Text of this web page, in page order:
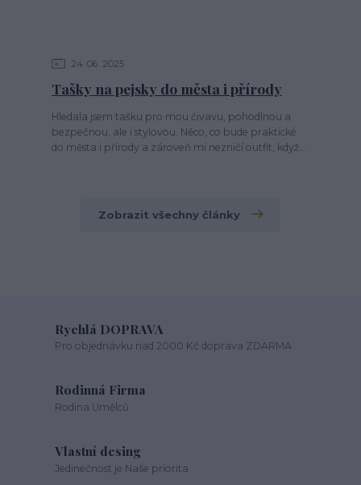
24 06 2025
Tašky na pejsky do města i přírody
Hledala jsem tašku pro mou čivavu, pohodlnou a
bezpečnou, ale i stylovou. Něco, co bude praktické
do města i přírody a zároveň mi nezničí outfit, když...
Zobrazit všechny články
Rychlá DOPRAVA
Pro objednávku nad 2000 Kč doprava ZDARMA
Rodinná Firma
Rodina Umělců
Vlastní desing
Jedinečnost je Naše priorita